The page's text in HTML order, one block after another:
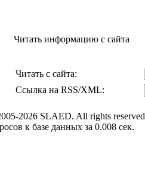
Читать информацию с сайта
Читать с сайта:
Cсылка на RSS/XML:
2026 SLAED. All rights
к базе данных за 0.008 сек.